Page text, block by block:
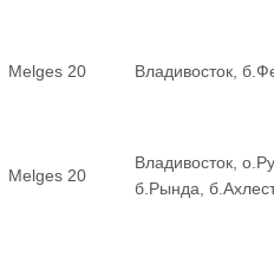
Melges 20 Владивосток,
Melges 20
Владивосток,
б.Рында,